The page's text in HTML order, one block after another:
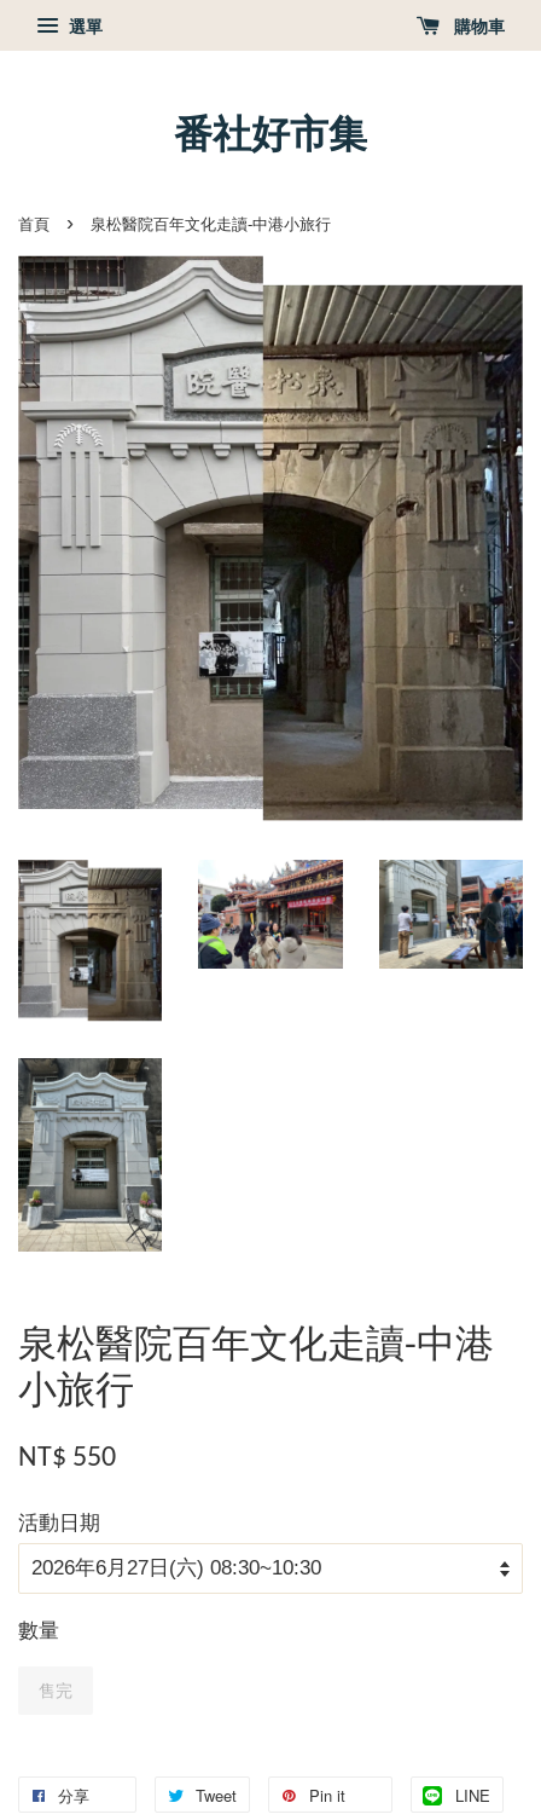
選單 購物車
番社好市集
首頁 › 泉松醫院百年文化走讀-中港小旅行
泉松醫院百年文化走讀-中港
小旅行
NT$ 550
活動日期
數量
售完
分享 Tweet Pin it LINE